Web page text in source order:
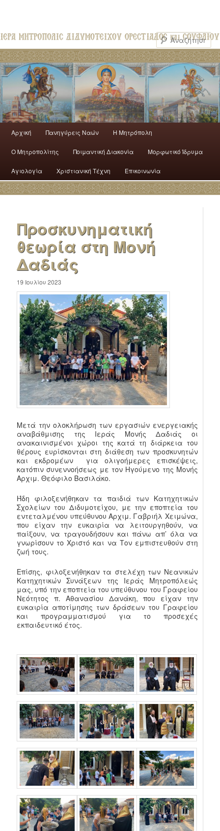
Αρχική Πανηγύρεις Ναών H Mητρόπολη
Ο Mητροπολίτης Ποιμαντική Διακονία Μορφωτικό Ίδρυμα
Αγιολογία Χριστιανική Τέχνη Επικοινωνία
Προσκυνηματική
θεωρία στη Μονή
Δαδιάς
19 Ιουλίου 2023
Μετά την ολοκλήρωση των εργασιών ενεργειακής
αναβάθμισης της Ιεράς Μονής Δαδιάς οι
ανακαινισμένοι χώροι της κατά τη διάρκεια του
θέρους ευρίσκονται στη διάθεση των προσκυνητών
και εκδρομέων για ολιγοήμερες επισκέψεις,
κατόπιν συνεννοήσεως με τον Ηγούμενο της Μονής
Αρχιμ. Θεόφιλο Βασιλάκο.
Ήδη φιλοξενήθηκαν τα παιδιά των Κατηχητικών
Σχολείων του Διδυμοτείχου, με την εποπτεία του
εντεταλμένου υπεύθυνου Αρχιμ. Γαβριήλ Χειμώνα,
που είχαν την ευκαιρία να λειτουργηθούν, να
παίξουν, να τραγουδήσουν και πάνω απ’ όλα να
γνωρίσουν το Χριστό και να Τον εμπιστευθούν στη
ζωή τους.
Επίσης, φιλοξενήθηκαν τα στελέχη των Νεανικών
Κατηχητικών Συνάξεων της Ιεράς Μητροπόλεώς
μας, υπό την εποπτεία του υπεύθυνου του Γραφείου
Νεότητος π. Αθανασίου Δανάκη, που είχαν την
ευκαιρία αποτίμησης των δράσεων του Γραφείου
και προγραμματισμού για το προσεχές
εκπαιδευτικό έτος.